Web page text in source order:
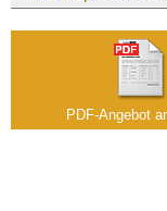
PDF-Angebot